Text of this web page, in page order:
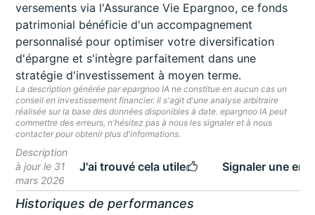
versements via l'Assurance Vie Epargnoo, ce fonds
patrimonial bénéficie d'un accompagnement
personnalisé pour optimiser votre diversification
d'épargne et s'intègre parfaitement dans une
stratégie d'investissement à moyen terme.
La description générée par epargnoo IA ne constitue en aucun cas un
conseil en investissement financier. Il s'agit d'une analyse arbitraire
réalisée sur la base des données disponibles à date. epargnoo IA peut
commettre des erreurs, n'hésitez pas à nous les signaler et à nous
contacter pour obtenir plus d'informations.
Description
à jour le 31
mars 2026
J'ai trouvé cela utile Signaler une
Historiques de performances